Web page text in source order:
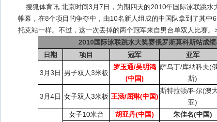
搜狐体育讯 北京时间3月7日，为期四天的2010年国际泳联跳水
帷幕，在8个项目的争夺中，由10名新人组成的中国队拿到了其中
托克站一样。不过，这一次丢掉的两个冠军来自男台单双人比赛。
2010国际泳联跳水大奖赛俄罗斯莫科斯站成
日期
项目 冠军 亚军
3月3日 男子双人3米板
罗玉通/吴明鸿
(中国)
萨乌丁/库纳科夫(
斯)
3月4日 女子双人3米板 王涵/屈琳(中国)
斯特拉顿/科尔(澳
亚)
女子10米台 胡亚丹(中国)
朱佳名(中国)